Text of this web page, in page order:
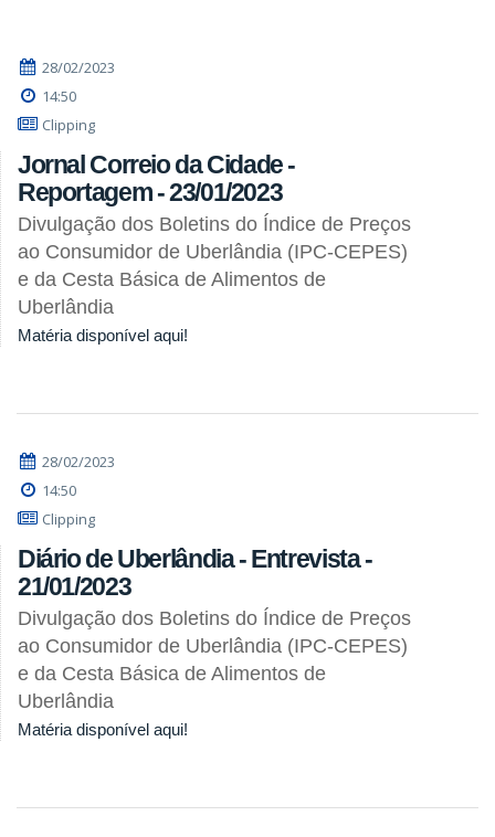
28/02/2023
14:50
Clipping
Jornal Correio da Cidade -
Reportagem - 23/01/2023
Divulgação dos Boletins do Índice de Preços
ao Consumidor de Uberlândia (IPC-CEPES)
e da Cesta Básica de Alimentos de
Uberlândia
Matéria disponível aqui!
28/02/2023
14:50
Clipping
Diário de Uberlândia - Entrevista -
21/01/2023
Divulgação dos Boletins do Índice de Preços
ao Consumidor de Uberlândia (IPC-CEPES)
e da Cesta Básica de Alimentos de
Uberlândia
Matéria disponível aqui!